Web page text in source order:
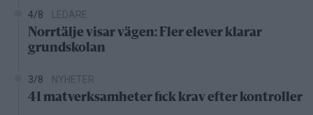
4/8 LEDARE
Norrtälje visar vägen: Fler elever klarar
grundskolan
3/8 NYHETER
41 matverksamheter fick krav efter kontroller